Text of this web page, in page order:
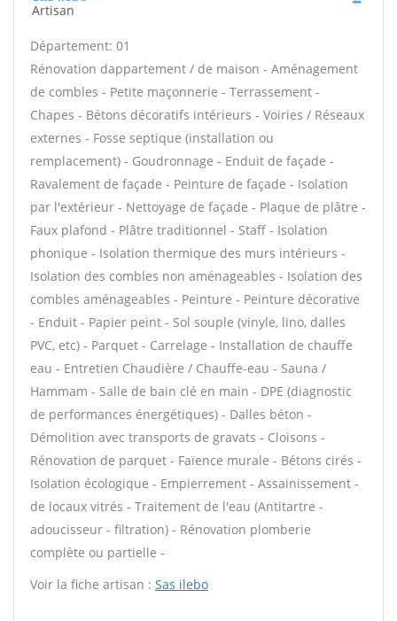
Artisan
Département: 01
Rénovation dappartement / de maison - Aménagement
de combles - Petite maçonnerie - Terrassement -
Chapes - Bétons décoratifs intérieurs - Voiries / Réseaux
externes - Fosse septique (installation ou
remplacement) - Goudronnage - Enduit de façade -
Ravalement de façade - Peinture de façade - Isolation
par l'extérieur - Nettoyage de façade - Plaque de plâtre -
Faux plafond - Plâtre traditionnel - Staff - Isolation
phonique - Isolation thermique des murs intérieurs -
Isolation des combles non aménageables - Isolation des
combles aménageables - Peinture - Peinture décorative
- Enduit - Papier peint - Sol souple (vinyle, lino, dalles
PVC, etc) - Parquet - Carrelage - Installation de chauffe
eau - Entretien Chaudière / Chauffe-eau - Sauna /
Hammam - Salle de bain clé en main - DPE (diagnostic
de performances énergétiques) - Dalles béton -
Démolition avec transports de gravats - Cloisons -
Rénovation de parquet - Faïence murale - Bétons cirés -
Isolation écologique - Empierrement - Assainissement -
de locaux vitrés - Traitement de l'eau (Antitartre -
adoucisseur - filtration) - Rénovation plomberie
complète ou partielle -
Voir la fiche artisan : Sas ilebo